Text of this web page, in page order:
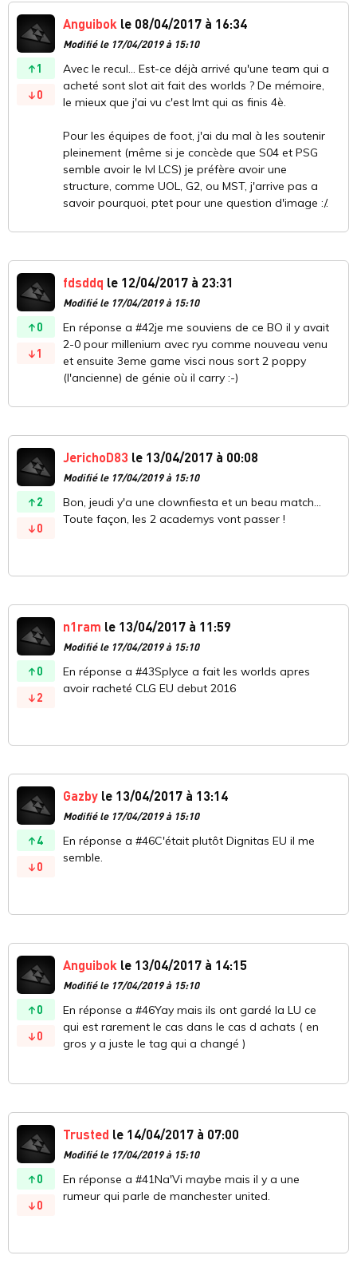
1
0
Anguibok le 08/04/2017 à 16:34
Modifié le 17/04/2019 à 15:10
Avec le recul... Est-ce déjà arrivé qu'une team qui a
acheté sont slot ait fait des worlds ? De mémoire,
le mieux que j'ai vu c'est Imt qui as finis 4è.
Pour les équipes de foot, j'ai du mal à les soutenir
pleinement (même si je concède que S04 et PSG
semble avoir le lvl LCS) je préfère avoir une
structure, comme UOL, G2, ou MST, j'arrive pas a
savoir pourquoi, ptet pour une question d'image :/.
0
1
fdsddq le 12/04/2017 à 23:31
Modifié le 17/04/2019 à 15:10
En réponse a #42je me souviens de ce BO il y avait
2-0 pour millenium avec ryu comme nouveau venu
et ensuite 3eme game visci nous sort 2 poppy
(l'ancienne) de génie où il carry :-)
2
0
JerichoD83 le 13/04/2017 à 00:08
Modifié le 17/04/2019 à 15:10
Bon, jeudi y'a une clownfiesta et un beau match...
Toute façon, les 2 academys vont passer !
0
2
n1ram le 13/04/2017 à 11:59
Modifié le 17/04/2019 à 15:10
En réponse a #43Splyce a fait les worlds apres
avoir racheté CLG EU debut 2016
4
0
Gazby le 13/04/2017 à 13:14
Modifié le 17/04/2019 à 15:10
En réponse a #46C'était plutôt Dignitas EU il me
semble.
0
0
Anguibok le 13/04/2017 à 14:15
Modifié le 17/04/2019 à 15:10
En réponse a #46Yay mais ils ont gardé la LU ce
qui est rarement le cas dans le cas d achats ( en
gros y a juste le tag qui a changé )
0
0
Trusted le 14/04/2017 à 07:00
Modifié le 17/04/2019 à 15:10
En réponse a #41Na'Vi maybe mais il y a une
rumeur qui parle de manchester united.